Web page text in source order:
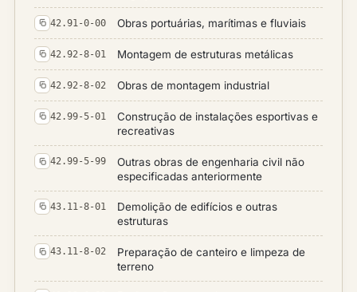
42.91-0-00 Obras portuárias, marítimas e fluviais
42.92-8-01 Montagem de estruturas metálicas
42.92-8-02 Obras de montagem industrial
42.99-5-01
Construção de instalações esportivas e
recreativas
42.99-5-99
Outras obras de engenharia civil não
especificadas anteriormente
43.11-8-01
Demolição de edifícios e outras
estruturas
43.11-8-02
Preparação de canteiro e limpeza de
terreno